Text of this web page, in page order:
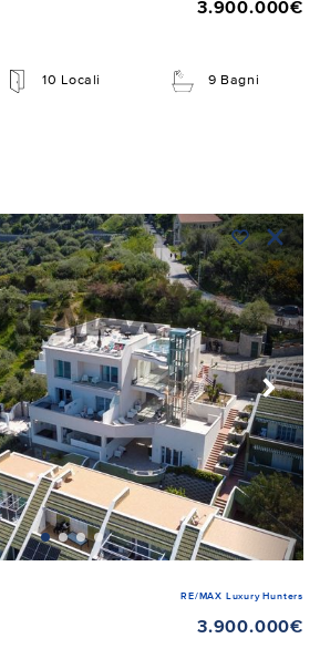
3.900.000€
10 Locali 9 Bagni
RE/MAX Luxury Hunters
3.900.000€